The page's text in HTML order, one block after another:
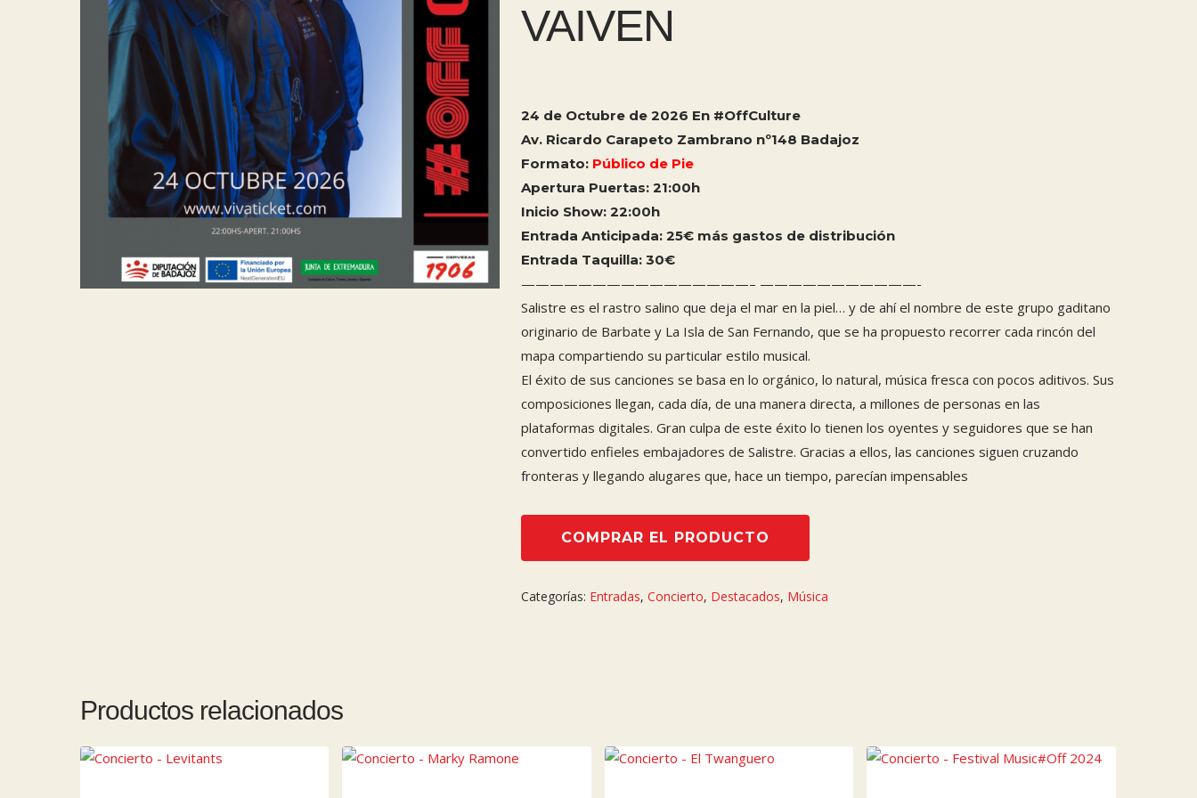
VAIVEN
24 de Octubre de 2026 En #OffCulture
Av. Ricardo Carapeto Zambrano nº148 Badajoz
Formato:Público de Pie
Apertura Puertas: 21:00h
Inicio Show: 22:00h
Entrada Anticipada: 25€ más gastos de distribución
Entrada Taquilla: 30€
————————————————– ———————————-
Salistre es el rastro salino que deja el mar en la piel… y de ahí el nombre de este grupo gaditano
originario de Barbate y La Isla de San Fernando, que se ha propuesto recorrer cada rincón del
mapa compartiendo su particular estilo musical.
El éxito de sus canciones se basa en lo orgánico, lo natural, música fresca con pocos aditivos. Sus
composiciones llegan, cada día, de una manera directa, a millones de personas en las
plataformas digitales. Gran culpa de este éxito lo tienen los oyentes y seguidores que se han
convertido enfieles embajadores de Salistre. Gracias a ellos, las canciones siguen cruzando
fronteras y llegando alugares que, hace un tiempo, parecían impensables
COMPRAR EL PRODUCTO
Categorías: Entradas, Concierto, Destacados, Música
Productos relacionados
Aviso legal
DAVID BOWIE )